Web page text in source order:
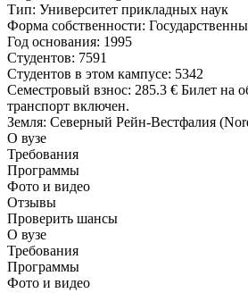
Тип: Университет прикладных наук
Форма собственности:
Год основания: 1995
Студентов: 7591
Студентов в этом кампусе: 5342
Семестровый взнос: 285.3 € Билет на
транспорт включен.
Земля: Северный Рейн-Вестфалия
О вузе
Требования
Программы
Фото и видео
Отзывы
Проверить шансы
О вузе
Требования
Программы
Фото и видео